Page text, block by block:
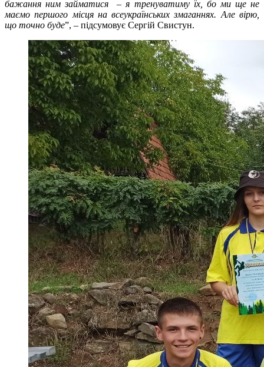
бажання ним займатися – я тренуватиму їх, бо ми ще не
маємо першого місця на всеукраїнських змаганнях. Але вірю,
що точно буде”, – підсумовує Сергій Свистун.